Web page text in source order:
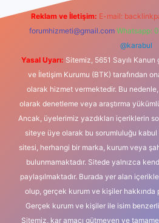
Reklam ve İletişim: E-mail:
forumhizmeti@gmail.com Whatsapp:
@karabul
Yasal Uyarı: Sitemiz, 5651 Sayılı
ve İletişim Kurumu (BTK) tarafından
olarak hizmet vermektedir. Bu
olarak denetleme veya araştırma
Ancak, üyelerimiz yazdıkları içeriklerin
siteye üye olarak bu sorumluluğu kabul
sitesi, herhangi bir marka, kurum veya
bulunmamaktadır. Sitede yalnızca
paylaşılmaktadır. Burada yer alan
olup, gerçek kurum ve kişiler hakkında
Gerçek kurum ve kişiler ile isim
Sitemiz, kar amacı gütmeyen ve